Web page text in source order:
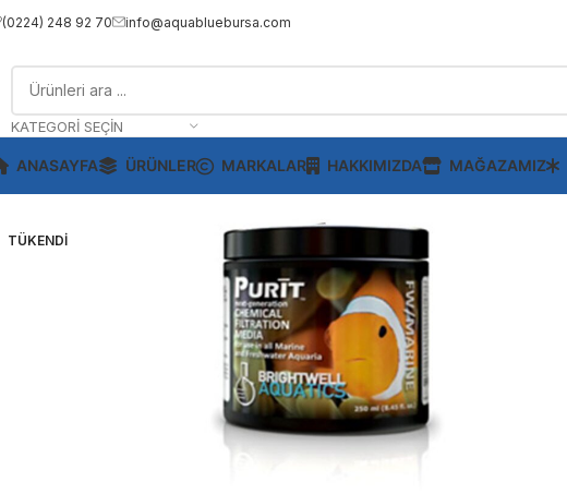
(0224) 248 92 70 info@aquabluebursa.com
KATEGORI SEÇIN
ANASAYFA ÜRÜNLER MARKALAR HAKKIMIZDA MAĞAZAMIZ
TÜKENDI